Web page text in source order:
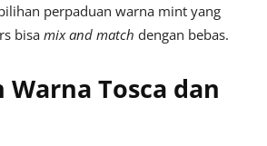
perpaduan warna mint yang
bisa mix and match dengan bebas.
Warna Tosca dan